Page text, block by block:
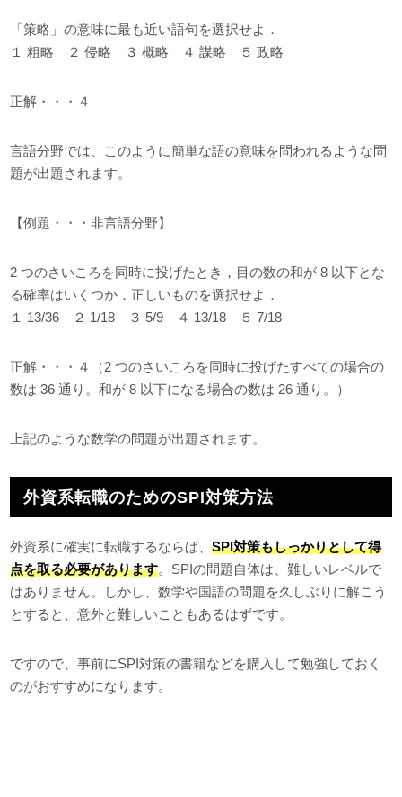
「策略」の意味に最も近い語句を選択せよ．
１ 粗略 ２ 侵略 ３ 概略 ４ 謀略 ５ 政略
正解・・・４
言語分野では、このように簡単な語の意味を問われるような問
題が出題されます。
【例題・・・非言語分野】
2 つのさいころを同時に投げたとき，目の数の和が 8 以下とな
る確率はいくつか．正しいものを選択せよ．
１ 13/36 ２ 1/18 ３ 5/9 ４ 13/18 ５ 7/18
正解・・・４（2 つのさいころを同時に投げたすべての場合の
数は 36 通り。和が 8 以下になる場合の数は 26 通り。）
上記のような数学の問題が出題されます。
外資系転職のためのSPI対策方法
外資系に確実に転職するならば、SPI対策もしっかりとして得
点を取る必要があります。SPIの問題自体は、難しいレベルで
はありません。しかし、数学や国語の問題を久しぶりに解こう
とすると、意外と難しいこともあるはずです。
ですので、事前にSPI対策の書籍などを購入して勉強しておく
のがおすすめになります。